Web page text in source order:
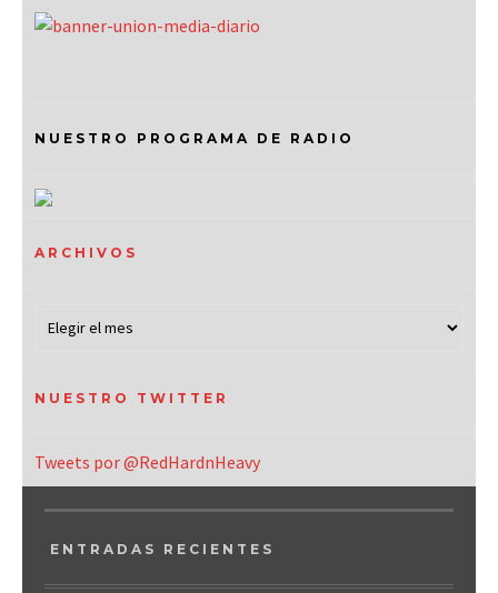
NUESTRO PROGRAMA DE RADIO
ARCHIVOS
NUESTRO TWITTER
Tweets por @RedHardnHeavy
ENTRADAS RECIENTES